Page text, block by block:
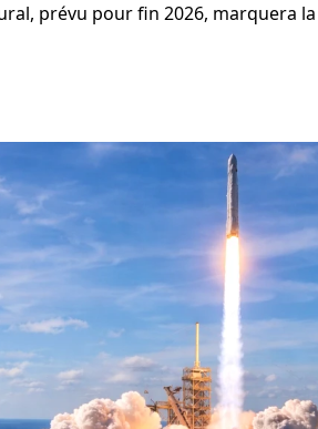
prévu pour fin 2026, marquera